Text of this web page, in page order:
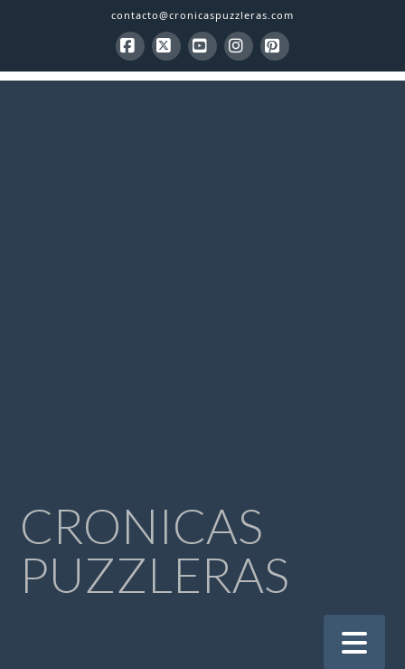
contacto@cronicaspuzzleras.com
Facebook
X YouTubeInstagram
Pinterest
CRONICAS
PUZZLERAS